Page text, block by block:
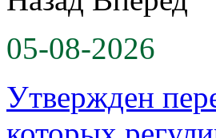
05-08-2026
Утвержден